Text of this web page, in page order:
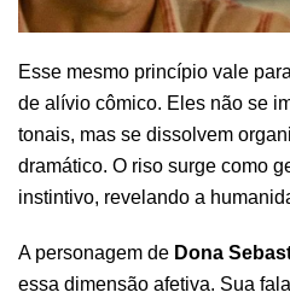
Esse mesmo princípio vale
de alívio cômico. Eles não se
tonais, mas se dissolvem
dramático. O riso surge como
instintivo, revelando a
A personagem de Dona
essa dimensão afetiva. Sua